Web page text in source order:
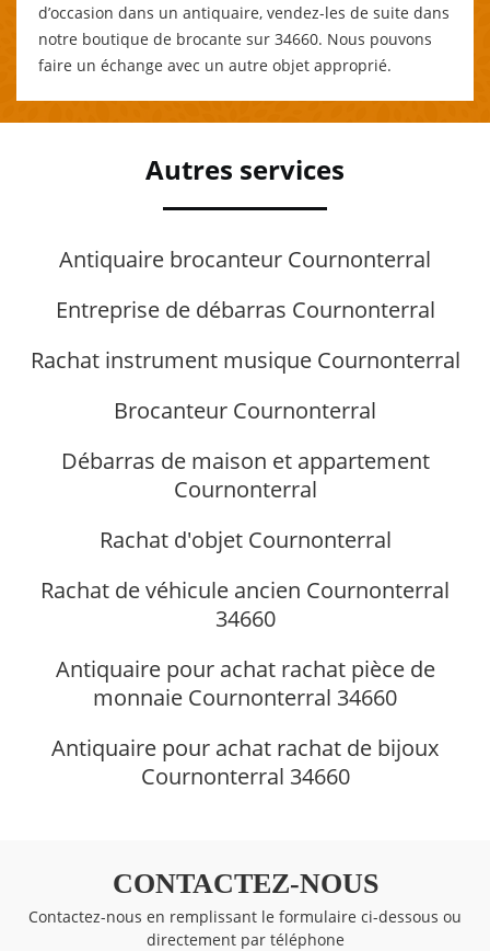
d’occasion dans un antiquaire, vendez-les de suite dans
notre boutique de brocante sur 34660. Nous pouvons
faire un échange avec un autre objet approprié.
Autres services
Antiquaire brocanteur Cournonterral
Entreprise de débarras Cournonterral
Rachat instrument musique Cournonterral
Brocanteur Cournonterral
Débarras de maison et appartement
Cournonterral
Rachat d'objet Cournonterral
Rachat de véhicule ancien Cournonterral
34660
Antiquaire pour achat rachat pièce de
monnaie Cournonterral 34660
Antiquaire pour achat rachat de bijoux
Cournonterral 34660
CONTACTEZ-NOUS
Contactez-nous en remplissant le formulaire ci-dessous ou
directement par téléphone